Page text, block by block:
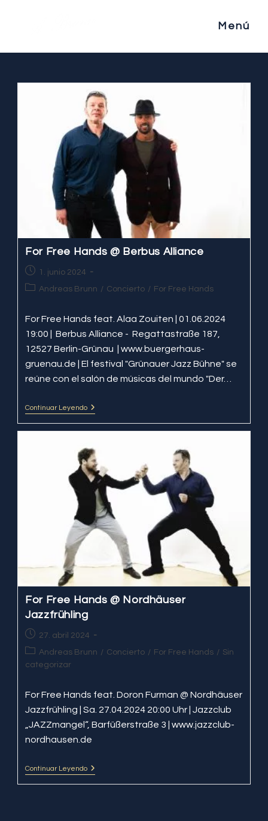
Menú
For Free Hands @ Berbus Alliance
Publicación
de
1. junio 2024
Categoría
Andreas Brunn / Concierto / For Free Hands
For Free Hands feat. Alaa Zouiten | 01.06.2024
19:00 | Berbus Alliance - Regattastraße 187,
12527 Berlin-Grünau | www.buergerhaus-
gruenau.de | El festival "Grünauer Jazz Bühne" se
reúne con el salón de músicas del mundo "Der…
Continuar LeyendoFor
Berbus
Alliance
For Free Hands @ Nordhäuser
Jazzfrühling
Publicación
de
entrada:
27. abril 2024
Categoría
de
Andreas Brunn / Concierto / For Free Hands / Sin
categorizar
For Free Hands feat. Doron Furman @ Nordhäuser
Jazzfrühling | Sa. 27.04.2024 20:00 Uhr | Jazzclub
„JAZZmangel“, Barfüßerstraße 3 | www.jazzclub-
nordhausen.de
Continuar LeyendoFor